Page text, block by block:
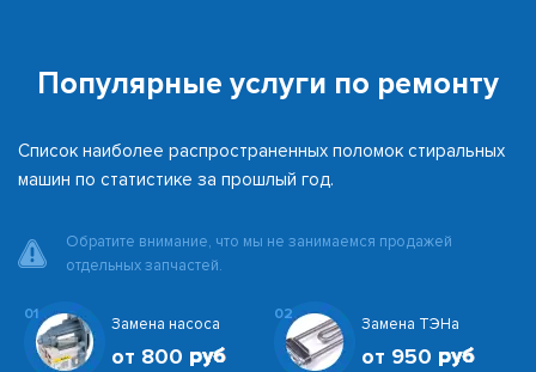
Популярные услуги по ремонту
Список наиболее распространенных поломок стиральных
машин по статистике за прошлый год.
Обратите внимание, что мы не занимаемся продажей
отдельных запчастей.
01
Замена насоса
от 800
02
Замена ТЭНа
от 950